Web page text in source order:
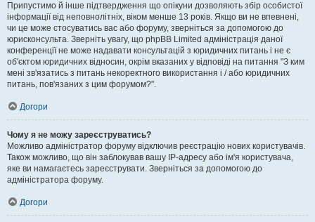
Припустимо й інше підтвердження що опікуни дозволяють збір особистої
інформації від неповнолітніх, віком менше 13 років. Якщо ви не впевнені,
чи це може стосуватись вас або форуму, зверніться за допомогою до
юрисконсульта. Зверніть увагу, що phpBB Limited адміністрація даної
конференції не може надавати консультацій з юридичних питань і не є
об'єктом юридичних відносин, окрім вказаних у відповіді на питання "З ким
мені зв'язатись з питань некоректного використання і / або юридичних
питань, пов'язаних з цим форумом?".
Догори
Чому я не можу зареєструватись?
Можливо адміністратор форуму відключив реєстрацію нових користувачів.
Також можливо, що він заблокував вашу IP-адресу або ім'я користувача,
яке ви намагаєтесь зареєструвати. Зверніться за допомогою до
адміністратора форуму.
Догори